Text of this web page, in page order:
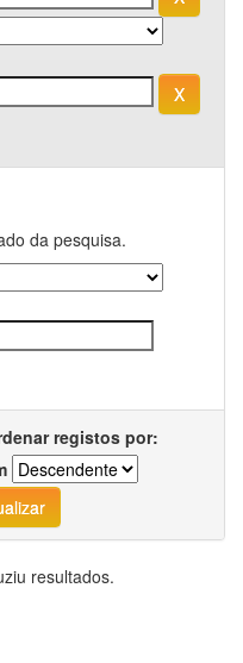
da pesquisa.
registos por:
resultados.